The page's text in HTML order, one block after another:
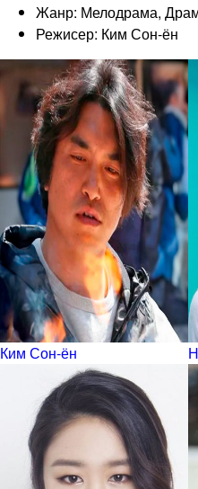
Жанр: Мелодрама,
Режисер: Ким Сон-ён
Ким Сон-ён